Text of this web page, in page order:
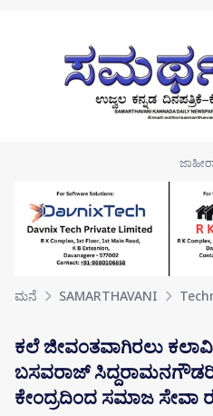
ಮನೆ SAMARTHAVANI
ಕಲೆ ಜೀವಂತವಾಗಿರಲು
ಬಸವರಾಜ್
ಕೇಂದ್ರದಿಂದ ಸಮಾಜ ಸೇವಾ